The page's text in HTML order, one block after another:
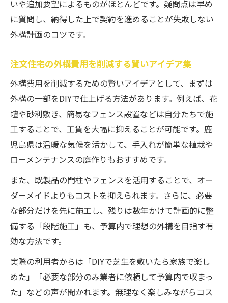
注文住宅の外構費用最適化で理想住まい実
現
いや追加要望によるものがほとんどです。疑問点は早め
に質問し、納得した上で契約を進めることが失敗しない
外構計画のコツです。
注文住宅の外構費用を削減する賢いアイデア集
外構費用を削減するための賢いアイデアとして、まずは
外構の一部をDIYで仕上げる方法があります。例えば、花
壇や砂利敷き、簡易なフェンス設置などは自分たちで施
工することで、工賃を大幅に抑えることが可能です。鹿
児島県は温暖な気候を活かして、手入れが簡単な植栽や
ローメンテナンスの庭作りもおすすめです。
また、既製品の門柱やフェンスを活用することで、オー
ダーメイドよりもコストを抑えられます。さらに、必要
な部分だけを先に施工し、残りは数年かけて計画的に整
備する「段階施工」も、予算内で理想の外構を目指す有
効な方法です。
実際の利用者からは「DIYで芝生を敷いたら家族で楽し
めた」「必要な部分のみ業者に依頼して予算内で収まっ
た」などの声が聞かれます。無理なく楽しみながらコス